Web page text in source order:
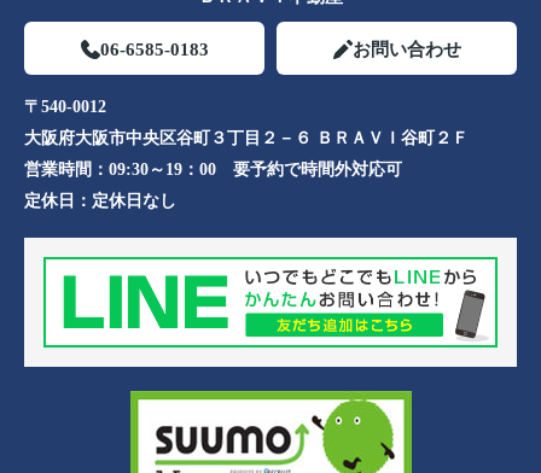
06-6585-0183 お問い合わせ
〒540-0012
大阪府大阪市中央区谷町３丁目２－６ ＢＲＡＶＩ谷町２Ｆ
営業時間： 09:30～19：00 要予約で時間外対応可
定休日： 定休日なし